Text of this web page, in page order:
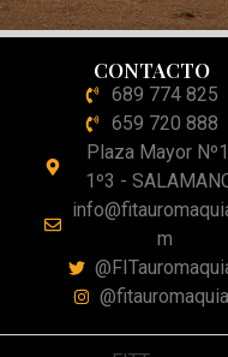
CONTACTO
689 774 825
659 720 888
Plaza Mayor
1º3 -
m
@fitauromaquia